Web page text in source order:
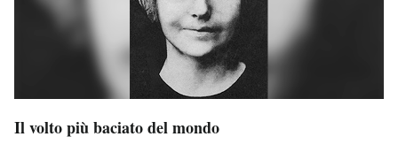
Il volto più baciato del mondo